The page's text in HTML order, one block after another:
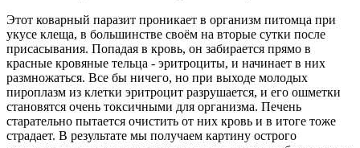
Этот коварный паразит проникает в организм питомца при
укусе клеща, в большинстве своём на вторые сутки после
присасывания. Попадая в кровь, он забирается прямо в
красные кровяные тельца - эритроциты, и начинает в них
размножаться. Все бы ничего, но при выходе молодых
пироплазм из клетки эритроцит разрушается, и его ошметки
становятся очень токсичными для организма. Печень
старательно пытается очистить от них кровь и в итоге тоже
страдает. В результате мы получаем картину острого